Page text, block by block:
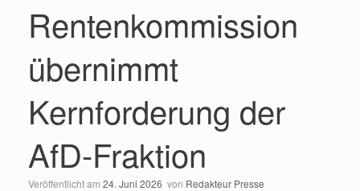
Rentenkommission
übernimmt
Kernforderung der
AfD-Fraktion
Veröffentlicht am 24. Juni 2026 von Redakteur Presse